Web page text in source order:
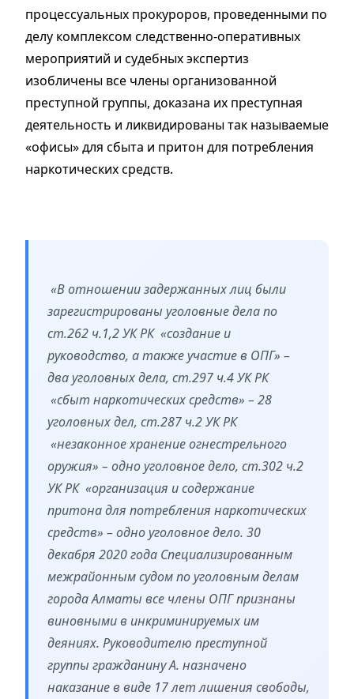
процессуальных прокуроров, проведенными по
делу комплексом следственно-оперативных
мероприятий и судебных экспертиз
изобличены все члены организованной
преступной группы, доказана их преступная
деятельность и ликвидированы так называемые
«офисы» для сбыта и притон для потребления
наркотических средств.
«В отношении задержанных лиц были
зарегистрированы уголовные дела по
ст.262 ч.1,2 УК РК «создание и
руководство, а также участие в ОПГ» –
два уголовных дела, ст.297 ч.4 УК РК
«сбыт наркотических средств» – 28
уголовных дел, ст.287 ч.2 УК РК
«незаконное хранение огнестрельного
оружия» – одно уголовное дело, ст.302 ч.2
УК РК «организация и содержание
притона для потребления наркотических
средств» – одно уголовное дело. 30
декабря 2020 года Специализированным
межрайонным судом по уголовным делам
города Алматы все члены ОПГ признаны
виновными в инкриминируемых им
деяниях. Руководителю преступной
группы гражданину А. назначено
наказание в виде 17 лет лишения свободы,